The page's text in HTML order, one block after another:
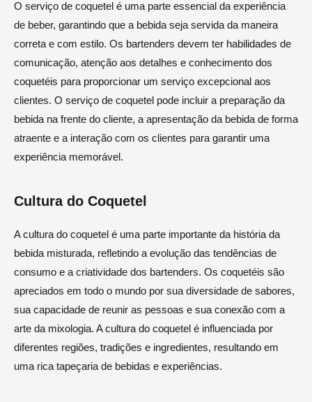
O serviço de coquetel é uma parte essencial da experiência
de beber, garantindo que a bebida seja servida da maneira
correta e com estilo. Os bartenders devem ter habilidades de
comunicação, atenção aos detalhes e conhecimento dos
coquetéis para proporcionar um serviço excepcional aos
clientes. O serviço de coquetel pode incluir a preparação da
bebida na frente do cliente, a apresentação da bebida de forma
atraente e a interação com os clientes para garantir uma
experiência memorável.
Cultura do Coquetel
A cultura do coquetel é uma parte importante da história da
bebida misturada, refletindo a evolução das tendências de
consumo e a criatividade dos bartenders. Os coquetéis são
apreciados em todo o mundo por sua diversidade de sabores,
sua capacidade de reunir as pessoas e sua conexão com a
arte da mixologia. A cultura do coquetel é influenciada por
diferentes regiões, tradições e ingredientes, resultando em
uma rica tapeçaria de bebidas e experiências.